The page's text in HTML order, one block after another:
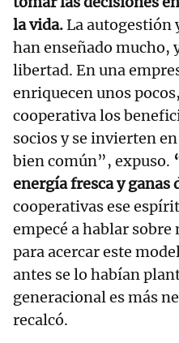
la vida. La autogestión
han enseñado mucho,
libertad. En una
enriquecen unos
cooperativa los
socios y se invierten
bien común”, expuso.
energía fresca y ganas
cooperativas ese
empecé a hablar
para acercar este
antes se lo habían
generacional es más
recalcó.